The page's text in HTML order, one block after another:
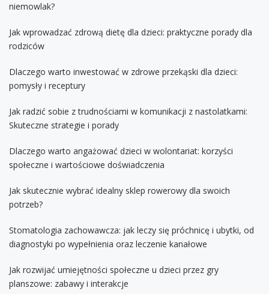
niemowlak?
Jak wprowadzać zdrową dietę dla dzieci: praktyczne porady dla
rodziców
Dlaczego warto inwestować w zdrowe przekąski dla dzieci:
pomysły i receptury
Jak radzić sobie z trudnościami w komunikacji z nastolatkami:
Skuteczne strategie i porady
Dlaczego warto angażować dzieci w wolontariat: korzyści
społeczne i wartościowe doświadczenia
Jak skutecznie wybrać idealny sklep rowerowy dla swoich
potrzeb?
Stomatologia zachowawcza: jak leczy się próchnicę i ubytki, od
diagnostyki po wypełnienia oraz leczenie kanałowe
Jak rozwijać umiejętności społeczne u dzieci przez gry
planszowe: zabawy i interakcje